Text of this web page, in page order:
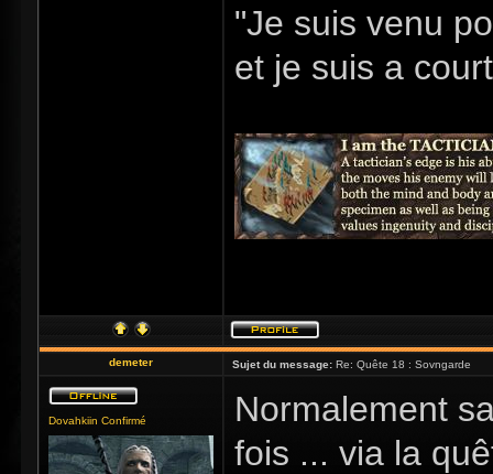
"Je suis venu
et je suis a
demeter Sujet du message: Re: Quête 18 : Sovngarde
Dovahkiin Confirmé
Normalement
fois ... via la